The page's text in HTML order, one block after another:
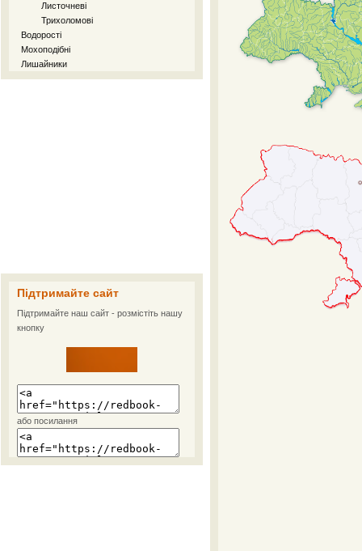
Листочневі
Трихоломові
Водорості
Мохоподібні
Лишайники
Підтримайте сайт
Підтримайте наш сайт - розмістіть нашу
кнопку
або посилання